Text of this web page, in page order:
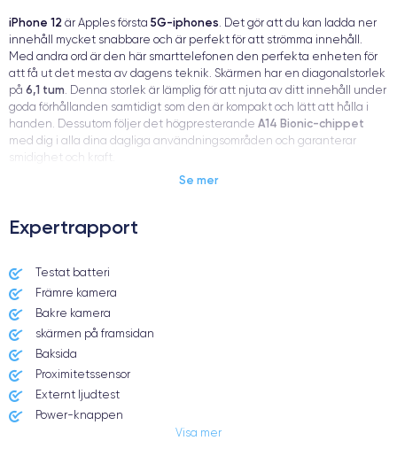
iPhone 12 är Apples första 5G-iphones. Det gör att du kan ladda ner
innehåll mycket snabbare och är perfekt för att strömma innehåll.
Med andra ord är den här smarttelefonen den perfekta enheten för
att få ut det mesta av dagens teknik. Skärmen har en diagonalstorlek
på 6,1 tum. Denna storlek är lämplig för att njuta av ditt innehåll under
goda förhållanden samtidigt som den är kompakt och lätt att hålla i
handen. Dessutom följer det högpresterande A14 Bionic-chippet
med dig i alla dina dagliga användningsområden och garanterar
smidighet och kraft.
färger:
Dessutom kan du, beroende på dina personliga behov, köpa en
modell med64 GB, 128 GB eller 256 GB
Fördelarna med iPhone 12
Se mer
Expertrapport
Testat batteri
Främre kamera
Bakre kamera
skärmen på framsidan
Baksida
Proximitetssensor
Externt ljudtest
Power-knappen
Visa mer